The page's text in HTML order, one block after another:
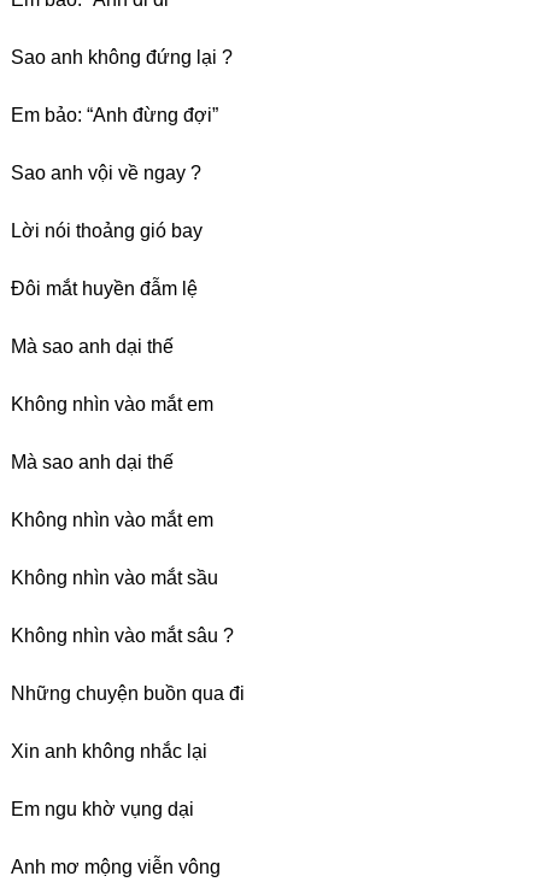
Sao anh không đứng lại ?
Em bảo: “Anh đừng đợi”
Sao anh vội về ngay ?
Lời nói thoảng gió bay
Đôi mắt huyền đẫm lệ
Mà sao anh dại thế
Không nhìn vào mắt em
Mà sao anh dại thế
Không nhìn vào mắt em
Không nhìn vào mắt sầu
Không nhìn vào mắt sâu ?
Những chuyện buồn qua đi
Xin anh không nhắc lại
Em ngu khờ vụng dại
Anh mơ mộng viễn vông